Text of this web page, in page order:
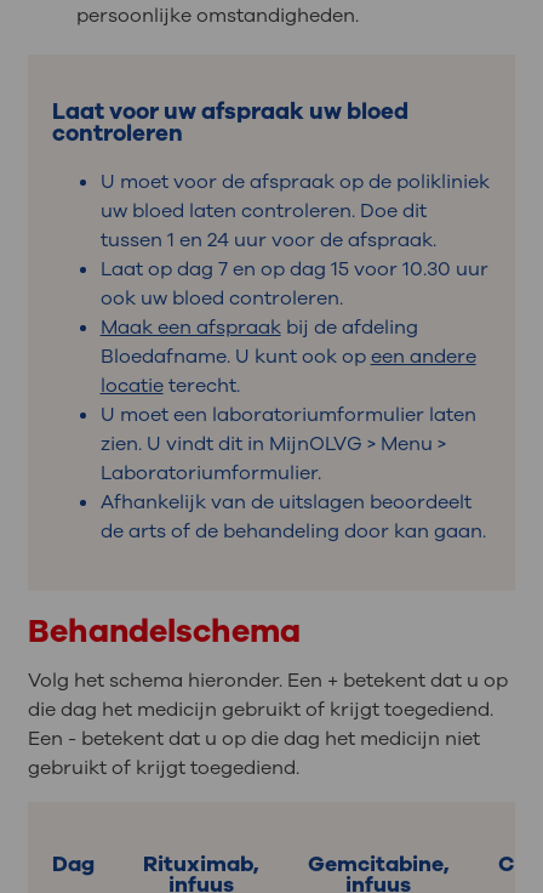
persoonlijke omstandigheden.
Laat voor uw afspraak uw bloed
controleren
U moet voor de afspraak op de polikliniek
uw bloed laten controleren. Doe dit
tussen 1 en 24 uur voor de afspraak.
Laat op dag 7 en op dag 15 voor 10.30 uur
ook uw bloed controleren.
Maak een afspraakbij de afdeling
Bloedafname. U kunt ook opeen andere
locatieterecht.
U moet een laboratoriumformulier laten
zien. U vindt dit in MijnOLVG > Menu >
Laboratoriumformulier.
Afhankelijk van de uitslagen beoordeelt
de arts of de behandeling door kan gaan.
Behandelschema
Volg het schema hieronder. Een + betekent dat u op
die dag het medicijn gebruikt of krijgt toegediend.
Een - betekent dat u op die dag het medicijn niet
gebruikt of krijgt toegediend.
Dag Rituximab,
infuus
Gemcitabine,
infuus